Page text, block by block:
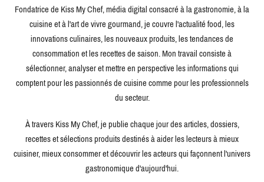
Fondatrice de Kiss My Chef, média digital consacré à la gastronomie, à la
cuisine et à l'art de vivre gourmand, je couvre l'actualité food, les
innovations culinaires, les nouveaux produits, les tendances de
consommation et les recettes de saison. Mon travail consiste à
sélectionner, analyser et mettre en perspective les informations qui
comptent pour les passionnés de cuisine comme pour les professionnels
du secteur.
À travers Kiss My Chef, je publie chaque jour des articles, dossiers,
recettes et sélections produits destinés à aider les lecteurs à mieux
cuisiner, mieux consommer et découvrir les acteurs qui façonnent l'univers
gastronomique d'aujourd'hui.